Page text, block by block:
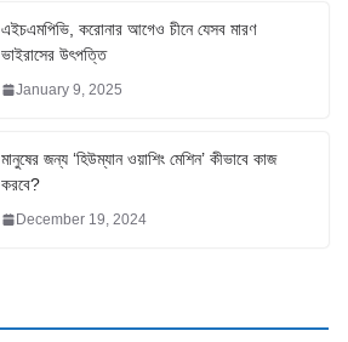
এইচএমপিভি, করোনার আগেও চীনে যেসব মারণ
ভাইরাসের উৎপত্তি
January 9, 2025
মানুষের জন্য ‘হিউম্যান ওয়াশিং মেশিন’ কীভাবে কাজ
করবে?
December 19, 2024